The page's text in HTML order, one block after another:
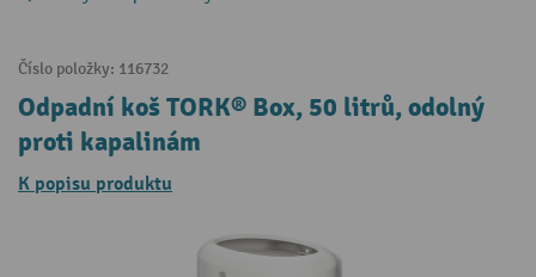
Číslo položky: 116732
Odpadní koš TORK® Box, 50 litrů, odolný
proti kapalinám
K popisu produktu